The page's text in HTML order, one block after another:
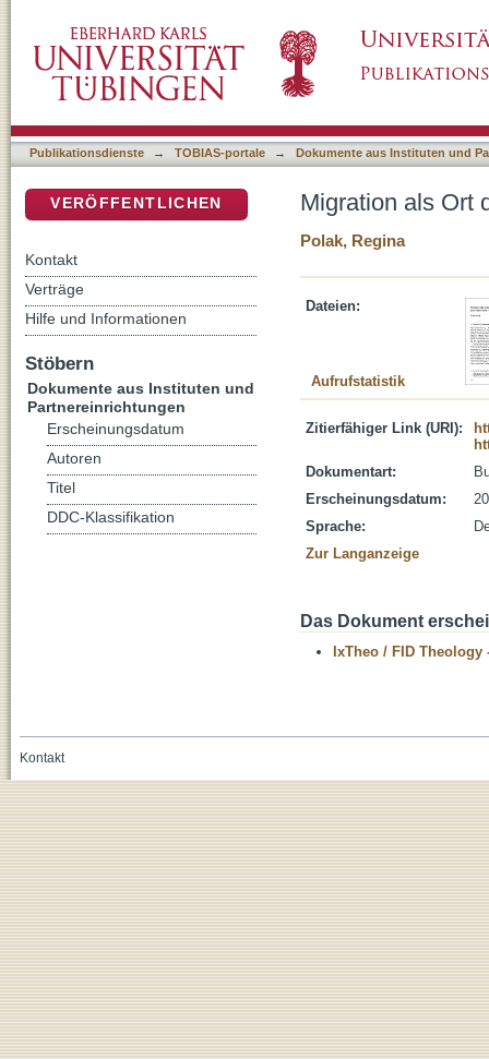
Publikationsdienste → TOBIAS-portale → Dokumente aus Instituten und
Migration als Ort
Polak, Regina
Dateien:
Aufrufstatistik
Zitierfähiger Link (URI):
Dokumentart:
Erscheinungsdatum:
Sprache:
Zur Langanzeige
Das Dokument
IxTheo / FID Theology
VERÖFFENTLICHEN
Kontakt
Verträge
Hilfe und Informationen
Stöbern
Dokumente aus Instituten und
Partnereinrichtungen
Erscheinungsdatum
Autoren
Titel
DDC-Klassifikation
Kontakt